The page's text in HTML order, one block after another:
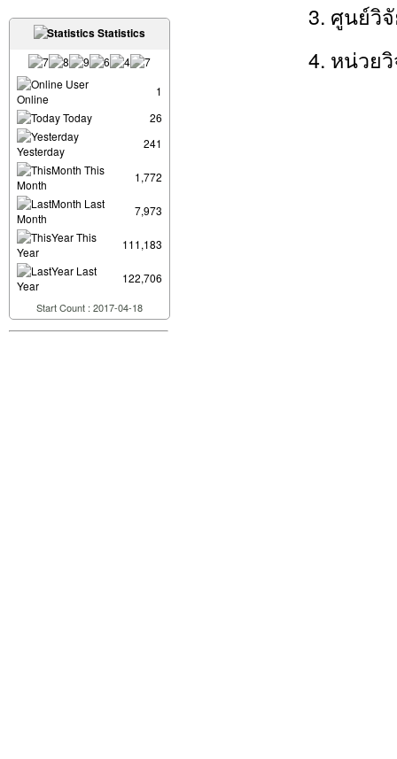
Statistics
User
Online
1
Today
26
Yesterday
241
This
Month
1,772
Last
Month
7,973
This
Year
111,183
Last
Year
122,706
Start Count : 2017-04-18
3. ศูนย์วิจัยวัสดุธ
4. หน่วยวิจัยดิจิ